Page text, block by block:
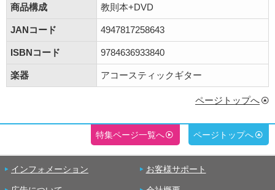
商品構成 教則本+DVD
JANコード 4947817258643
ISBNコード 9784636933840
楽器 アコースティックギター
ページトップへ
特集ページ一覧へ ページトップへ
インフォメーション お客様サポート